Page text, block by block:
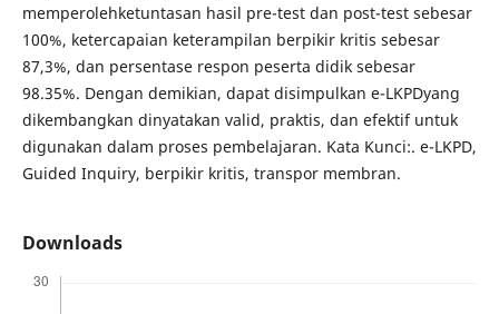
memperolehketuntasan hasil pre-test dan post-test sebesar
100%, ketercapaian keterampilan berpikir kritis sebesar
87,3%, dan persentase respon peserta didik sebesar
98.35%. Dengan demikian, dapat disimpulkan e-LKPDyang
dikembangkan dinyatakan valid, praktis, dan efektif untuk
digunakan dalam proses pembelajaran. Kata Kunci:. e-LKPD,
Guided Inquiry, berpikir kritis, transpor membran.
Downloads